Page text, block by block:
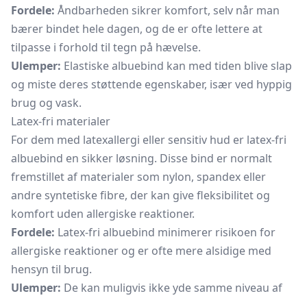
Fordele: Åndbarheden sikrer komfort, selv når man
bærer bindet hele dagen, og de er ofte lettere at
tilpasse i forhold til tegn på hævelse.
Ulemper: Elastiske albuebind kan med tiden blive slap
og miste deres støttende egenskaber, især ved hyppig
brug og vask.
Latex-fri materialer
For dem med latexallergi eller sensitiv hud er latex-fri
albuebind en sikker løsning. Disse bind er normalt
fremstillet af materialer som nylon, spandex eller
andre syntetiske fibre, der kan give fleksibilitet og
komfort uden allergiske reaktioner.
Fordele: Latex-fri albuebind minimerer risikoen for
allergiske reaktioner og er ofte mere alsidige med
hensyn til brug.
Ulemper: De kan muligvis ikke yde samme niveau af